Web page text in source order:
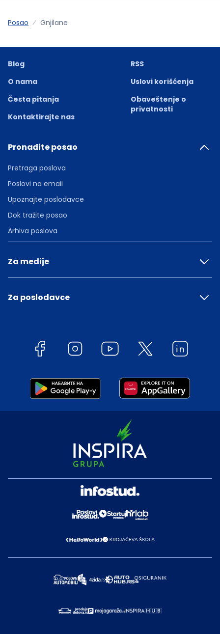
Posao Gnjilane
Blog
O nama
Česta pitanja
Kontaktirajte nas
RSS
Uslovi korišćenja
Obaveštenje o
privatnosti
Pronađite posao
Pretraga poslova
Poslovi na email
Upoznajte poslodavce
Dok tražite posao
Arhiva poslova
Za medije
Za poslodavce